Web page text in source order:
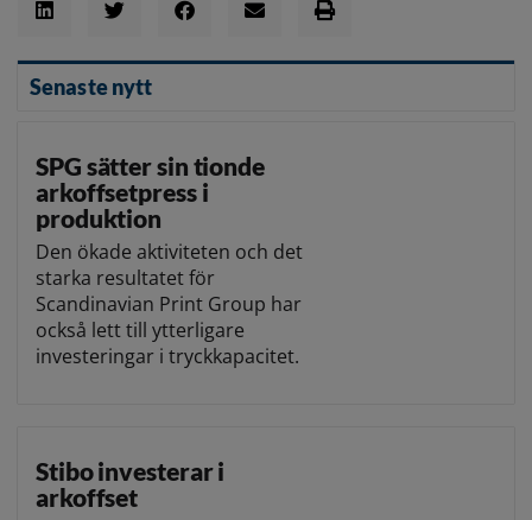
Senaste nytt
SPG sätter sin tionde
arkoffsetpress i
produktion
Den ökade aktiviteten och det
starka resultatet för
Scandinavian Print Group har
också lett till ytterligare
investeringar i tryckkapacitet.
Stibo investerar i
arkoffset